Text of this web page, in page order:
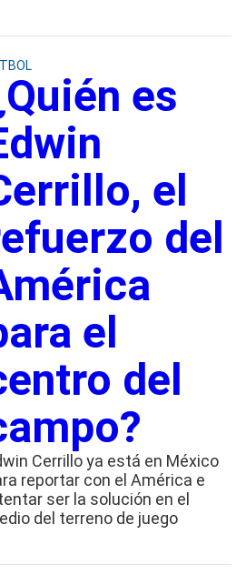
es
el
del
el
del
Cerrillo ya está en México
reportar con el América e
ser la solución en el
del terreno de juego